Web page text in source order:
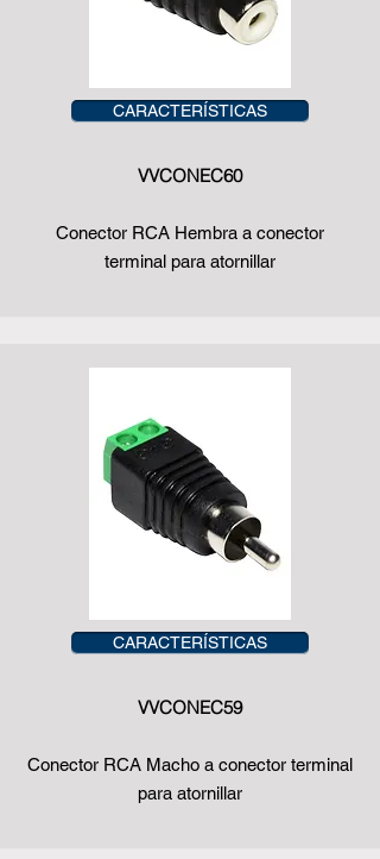
CARACTERÍSTICAS
VVCONEC60
Conector RCA Hembra a conector
terminal para atornillar
CARACTERÍSTICAS
VVCONEC59
Conector RCA Macho a conector terminal
para atornillar